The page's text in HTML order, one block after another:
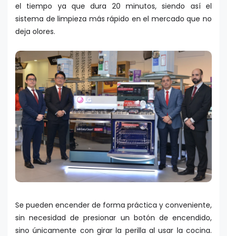
el tiempo ya que dura 20 minutos, siendo así el
sistema de limpieza más rápido en el mercado que no
deja olores.
Se pueden encender de forma práctica y conveniente,
sin necesidad de presionar un botón de encendido,
sino únicamente con girar la perilla al usar la cocina.